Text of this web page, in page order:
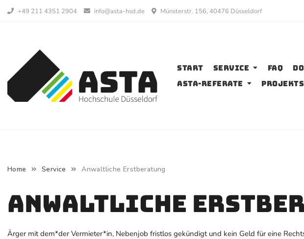
Skip
+49 211 4351 2904 info@asta-hsd.de Münsterstr. 156, 40476 Düsseldorf
Start Service FAQ
AStA-Referate
Home Service Anwaltliche Erstberatung
Anwaltliche
Ärger mit dem*der Vermieter*in, Nebenjob fristlos gekündigt und kein Geld für eine